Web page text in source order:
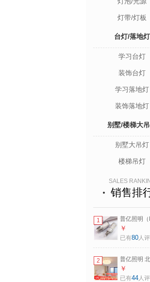
灯带/灯板
台灯/落地灯
学习台灯
装饰台灯
学习落地灯
装饰落地灯
别墅/楼梯大
别墅大吊灯
楼梯吊灯
SALES
销售排
1
普亿照明（
led灯泡e14
高显超亮三
螺口 三色
色光源
￥
已有80人
2
普亿照明
简约餐桌吧
卧室创意餐
￥
已有44人